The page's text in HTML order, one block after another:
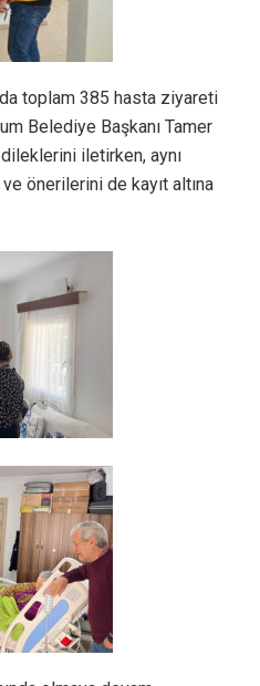
toplam 385 hasta ziyareti
Belediye Başkanı Tamer
iletirken, aynı
önerilerini de kayıt altına